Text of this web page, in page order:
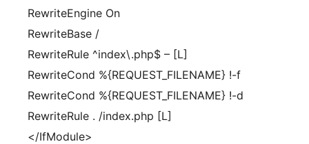
RewriteEngine On
RewriteBase /
RewriteRule ^index\.php$ – [L]
RewriteCond %{REQUEST_FILENAME} !-f
RewriteCond %{REQUEST_FILENAME} !-d
RewriteRule . /index.php [L]
</IfModule>